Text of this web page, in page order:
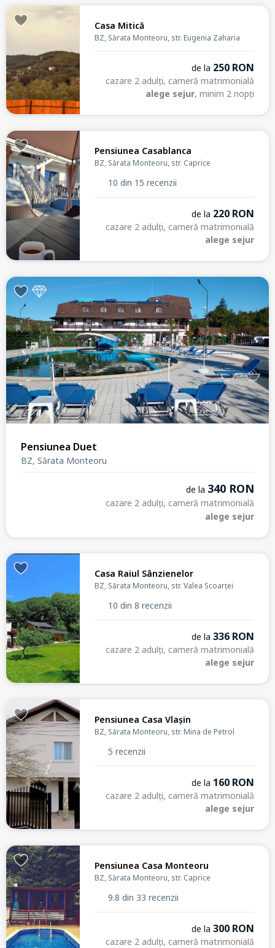
Casa Mitică
BZ, Sărata Monteoru, str. Eugenia Zaharia
de la 250 RON
cazare 2 adulți, cameră matrimonială
alege sejur, minim 2 nopți
Pensiunea Casablanca
BZ, Sărata Monteoru, str. Caprice
10 din 15 recenzii
de la 220 RON
cazare 2 adulți, cameră matrimonială
alege sejur
Pensiunea Duet
BZ, Sărata Monteoru
de la 340 RON
cazare 2 adulți, cameră matrimonială
alege sejur
Casa Raiul Sânzienelor
BZ, Sărata Monteoru, str. Valea Scoarței
10 din 8 recenzii
de la 336 RON
cazare 2 adulți, cameră matrimonială
alege sejur
Pensiunea Casa Vlașin
BZ, Sărata Monteoru, str. Mina de Petrol
5 recenzii
de la 160 RON
cazare 2 adulți, cameră matrimonială
alege sejur
Pensiunea Casa Monteoru
BZ, Sărata Monteoru, str. Caprice
9.8 din 33 recenzii
de la 300 RON
cazare 2 adulți, cameră matrimonială